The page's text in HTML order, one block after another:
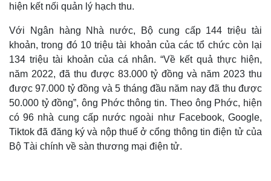
Thế giới
Quan sát
Cuộc sống đó đây
Hồ sơ
Multimedia
Video
Ảnh
E-Magazine
Infographic
hiện kết nối quản lý hạch thu.
Với Ngân hàng Nhà nước, Bộ cung cấp 144 triệu tài
khoản, trong đó 10 triệu tài khoản của các tổ chức còn lại
134 triệu tài khoản của cá nhân. “Về kết quả thực hiện,
năm 2022, đã thu được 83.000 tỷ đồng và năm 2023 thu
được 97.000 tỷ đồng và 5 tháng đầu năm nay đã thu được
50.000 tỷ đồng”, ông Phớc thông tin. Theo ông Phớc, hiện
có 96 nhà cung cấp nước ngoài như Facebook, Google,
Tiktok đã đăng ký và nộp thuế ở cổng thông tin điện tử của
Bộ Tài chính về sàn thương mại điện tử.